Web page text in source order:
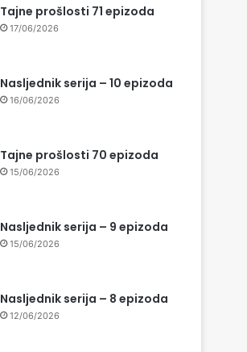
Tajne prošlosti 71 epizoda
17/06/2026
Nasljednik serija – 10 epizoda
16/06/2026
Tajne prošlosti 70 epizoda
15/06/2026
Nasljednik serija – 9 epizoda
15/06/2026
Nasljednik serija – 8 epizoda
12/06/2026